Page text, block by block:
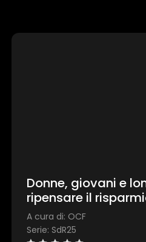
Donne, giovani e
ripensare il
prospettive
A cura di: OCF
Serie: SdR25